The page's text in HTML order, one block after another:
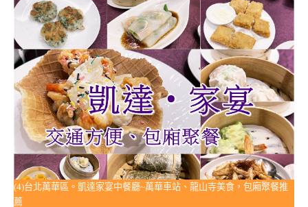
(4)台北萬華區。凱達家宴中餐廳~萬華車站、龍山寺美食，包廂聚餐推
薦